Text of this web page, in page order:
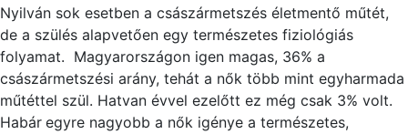
Nyilván sok esetben a császármetszés életmentő műtét,
de a szülés alapvetően egy természetes fiziológiás
folyamat. Magyarországon igen magas, 36% a
császármetszési arány, tehát a nők több mint egyharmada
műtéttel szül. Hatvan évvel ezelőtt ez még csak 3% volt.
Habár egyre nagyobb a nők igénye a természetes,